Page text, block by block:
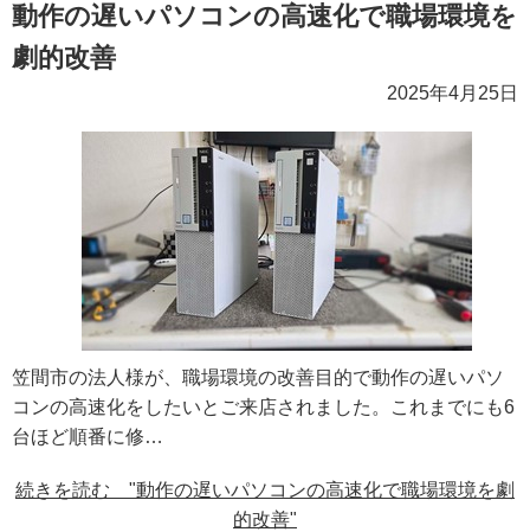
動作の遅いパソコンの高速化で職場環境を
劇的改善
2025年4月25日
笠間市の法人様が、職場環境の改善目的で動作の遅いパソ
コンの高速化をしたいとご来店されました。これまでにも6
台ほど順番に修…
続きを読む "動作の遅いパソコンの高速化で職場環境を劇
的改善"